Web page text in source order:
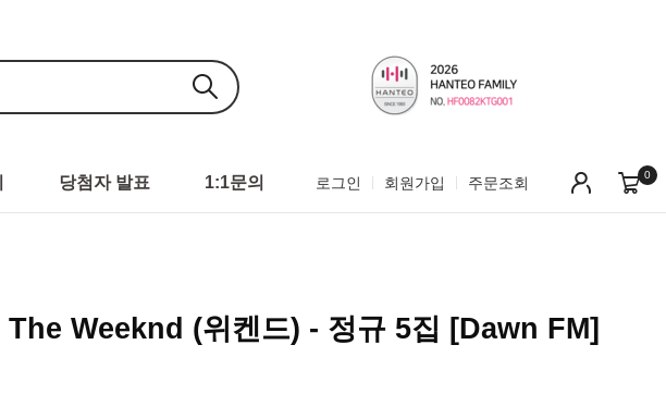
당첨자 발표 1:1문의 로그인 회원가입 주문조회 0
The Weeknd (위켄드) - 정규 5집 [Dawn FM]